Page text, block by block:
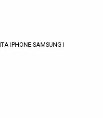
IPHONE SAMSUNG I